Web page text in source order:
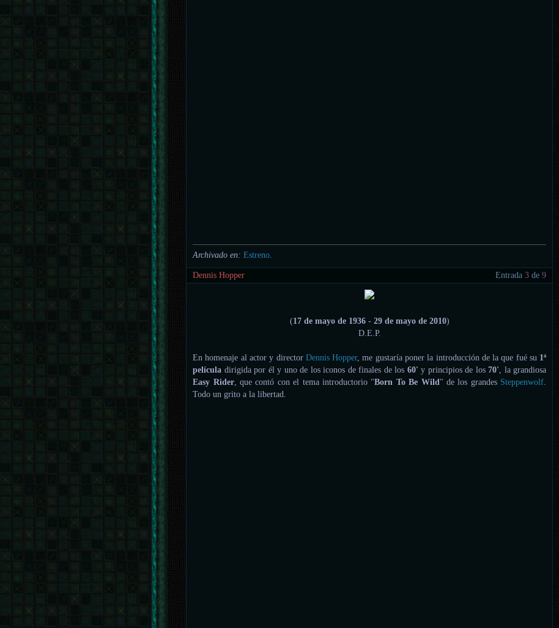
Archivado en: Estreno
Dennis Hopper Entrada3 de9
(17 de mayo de 1936- 29 de mayo de 2010)
D.E.P.
En homenaje al actor y director Dennis Hopper, me gustaría poner la introducción de la que fué su 1ª
película dirigida por él y uno de los iconos de finales de los 60' y principios de los70' , la grandiosa
Easy Rider, que contó con el tema introductorio "Born To Be Wild " de los grandes Steppenwolf
Todo un grito a la libertad.